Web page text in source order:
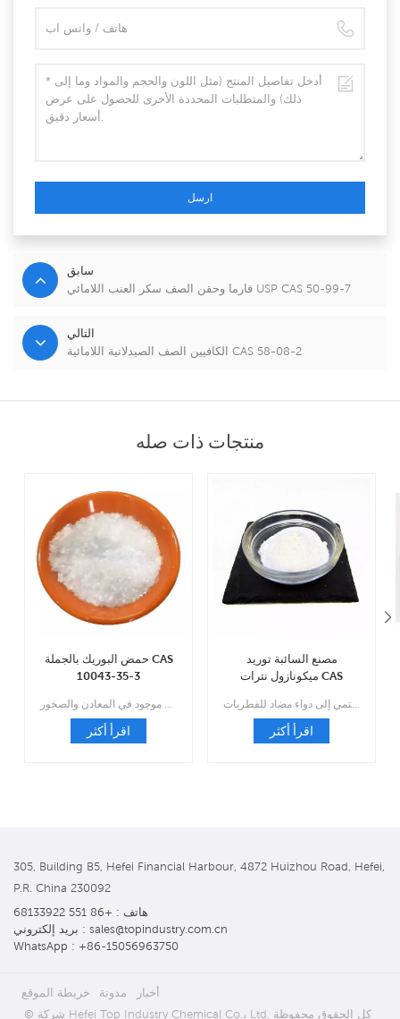
ارسل
سابق
فارما وحقن الصف سكر العنب اللامائي USP CAS 50-99-7
التالي
الكافيين الصف الصيدلانية اللامائية CAS 58-08-2
منتجات ذات صله
حمض البوريك بالجملة CAS
10043-35-3
اقرأ أكثر
مصنع السائبة توريد
ميكونازول نترات CAS
اقرأ أكثر
305, Building B5, Hefei Financial Harbour, 4872 Huizhou Road, Hefei,
P.R. China 230092
هاتف : +86 551 68133922
بريد إلكتروني : sales@topindustry.com.cn
WhatsApp : +86-15056963750
خريطة الموقع مدونة
أخبار
© شركة Hefei Top Industry Chemical Co.، Ltd. كل الحقوق محفوظة